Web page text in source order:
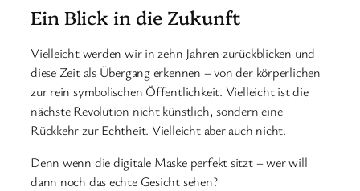
Ein Blick in die Zukunft
Vielleicht werden wir in zehn Jahren zurückblicken und
diese Zeit als Übergang erkennen – von der körperlichen
zur rein symbolischen Öffentlichkeit. Vielleicht ist die
nächste Revolution nicht künstlich, sondern eine
Rückkehr zur Echtheit. Vielleicht aber auch nicht.
Denn wenn die digitale Maske perfekt sitzt – wer will
dann noch das echte Gesicht sehen?